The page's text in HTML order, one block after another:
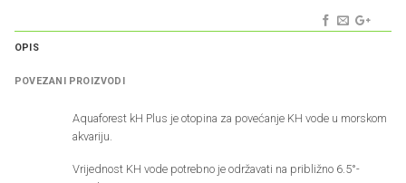
OPIS
POVEZANI PROIZVODI
Aquaforest kH Plus je otopina za povećanje KH vode u morskom
akvariju.
Vrijednost KH vode potrebno je održavati na približno 6.5°-